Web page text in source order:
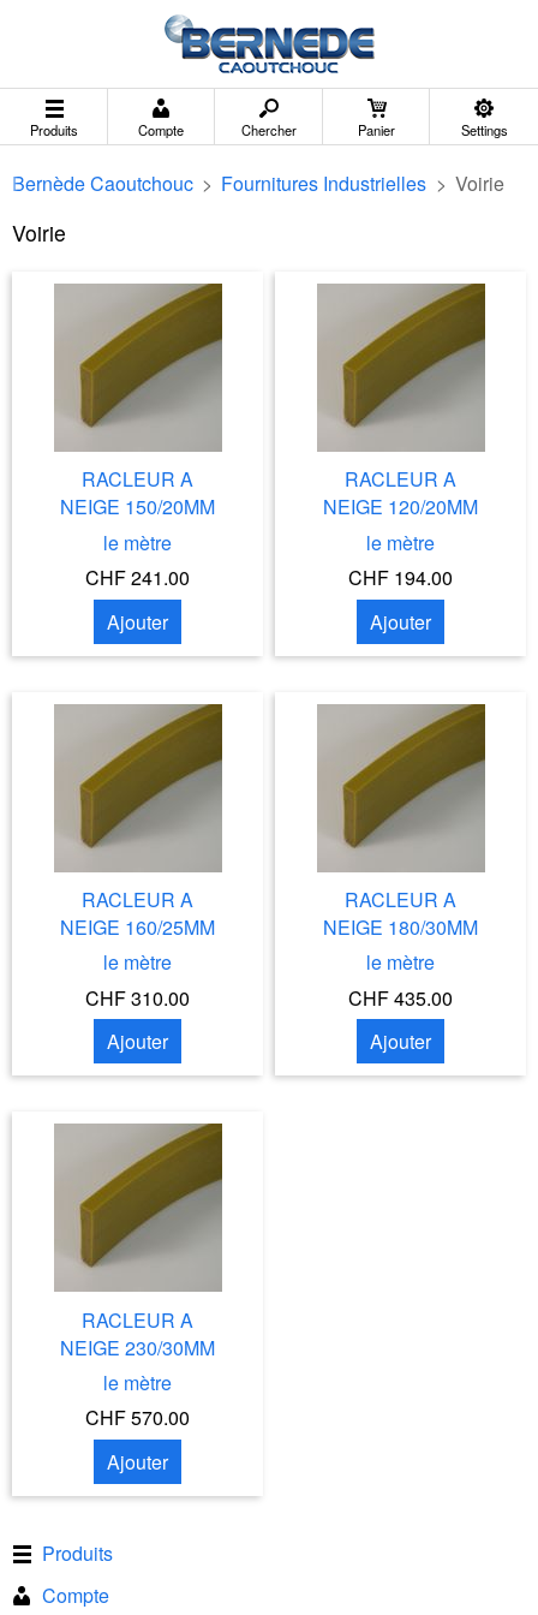
Produits Compte Chercher Panier Settings
Bernède Caoutchouc > Fournitures Industrielles > Voirie
Voirie
RACLEUR A
NEIGE 150/20MM
le mètre
CHF 241.00
Ajouter
RACLEUR A
NEIGE 120/20MM
le mètre
CHF 194.00
Ajouter
RACLEUR A
NEIGE 160/25MM
le mètre
CHF 310.00
Ajouter
RACLEUR A
NEIGE 180/30MM
le mètre
CHF 435.00
Ajouter
RACLEUR A
NEIGE 230/30MM
le mètre
CHF 570.00
Ajouter
Produits
Compte